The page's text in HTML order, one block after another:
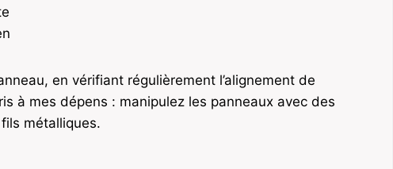
en vérifiant régulièrement l’alignement de
à mes dépens : manipulez les panneaux avec des
métalliques.